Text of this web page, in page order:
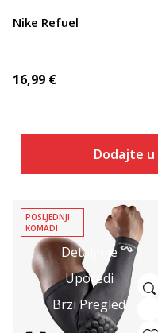
Nike Refuel
16,99 €
Dodajte u
Detaljnije
Uporedi
Brzi Pregled
POSLJEDNJI
KOMADI